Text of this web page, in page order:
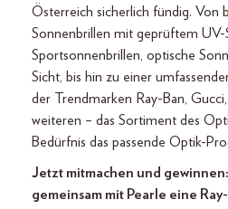
Österreich sicherlich fündig. Von
Sonnenbrillen mit geprüftem UV-
Sportsonnenbrillen, optische
Sicht, bis hin zu einer
der Trendmarken Ray-Ban,
weiteren – das Sortiment des
Bedürfnis das passende Optik-
Jetzt mitmachen und
gemeinsam mit Pearle eine